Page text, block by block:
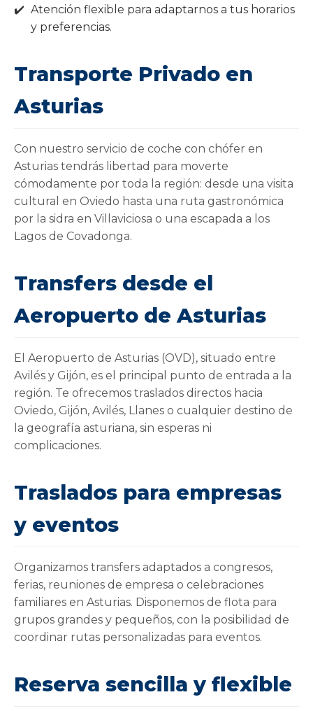
Atención flexible para adaptarnos a tus horarios
y preferencias.
Transporte Privado en
Asturias
Con nuestro servicio de coche con chófer en
Asturias tendrás libertad para moverte
cómodamente por toda la región: desde una visita
cultural en Oviedo hasta una ruta gastronómica
por la sidra en Villaviciosa o una escapada a los
Lagos de Covadonga.
Transfers desde el
Aeropuerto de Asturias
El Aeropuerto de Asturias (OVD), situado entre
Avilés y Gijón, es el principal punto de entrada a la
región. Te ofrecemos traslados directos hacia
Oviedo, Gijón, Avilés, Llanes o cualquier destino de
la geografía asturiana, sin esperas ni
complicaciones.
Traslados para empresas
y eventos
Organizamos transfers adaptados a congresos,
ferias, reuniones de empresa o celebraciones
familiares en Asturias. Disponemos de flota para
grupos grandes y pequeños, con la posibilidad de
coordinar rutas personalizadas para eventos.
Reserva sencilla y flexible